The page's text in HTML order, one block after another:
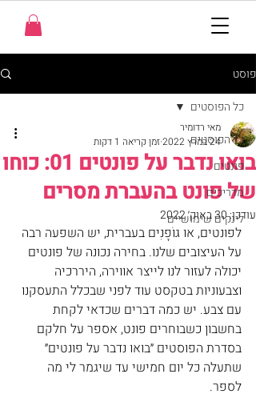
פוסט
כל הפוסטים
פונטים
מדריכים
לינקים שימושיים
כל הפוסטים
בואו נדבר על פונטים 01: כוחו
של פונט בהעברת מסרים
מאי רדומיר
24 במרץ 2022
זמן קריאה 1 דקות
עודכן:30 באוק׳ 2022
לפונטים, או גּוֹפָנִים בעברית, יש השפעה רבה
על העיצובים שלנו. בחירה נכונה של פונטים
יכולה לעזור לנו לייצר אווירה, היררכיה
וצבעוניות בטקסט עוד לפני שבכלל התעסקנו
עם צבע. יש כמה דברים שכדאי לקחת
בחשבון כשבוחרים פונט, אספר על חלקם
בסדרת הפוסטים ״בואו נדבר על פונטים״
שתעלה כל יום חמישי עד שיגמר לי מה
לספר.